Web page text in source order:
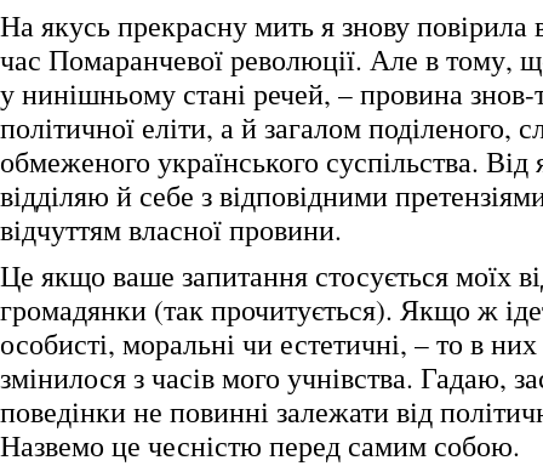
На якусь прекрасну мить я знову повірила
час Помаранчевої революції. Але в тому,
у нинішньому стані речей, – провина
політичної еліти, а й загалом поділеного,
обмеженого українського суспільства.
відділяю й себе з відповідними
відчуттям власної провини.
Це якщо ваше запитання стосується моїх
громадянки (так прочитується). Якщо ж
особисті, моральні чи естетичні, – то в
змінилося з часів мого учнівства. Гадаю,
поведінки не повинні залежати від
Назвемо це чесністю перед самим собою.